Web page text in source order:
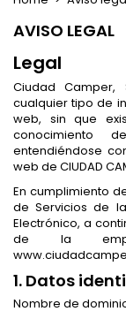
AVISO LEGAL
Legal
Ciudad
cualquier tipo de
web, sin que
conocimiento
entendiéndose
web de CIUDAD
En cumplimiento
de Servicios de
Electrónico, a
de la
1. Datos
Nombre de